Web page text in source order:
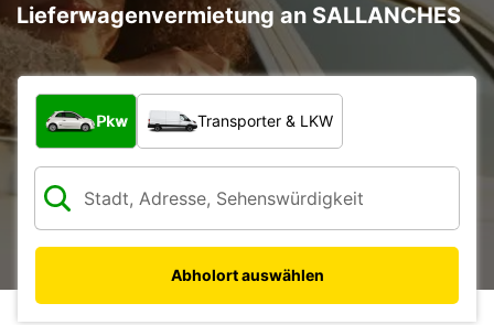
Lieferwagenvermietung an SALLANCHES
Welche Art von Fahrzeug?
Pkw Transporter & LKW
Abholort auswählen